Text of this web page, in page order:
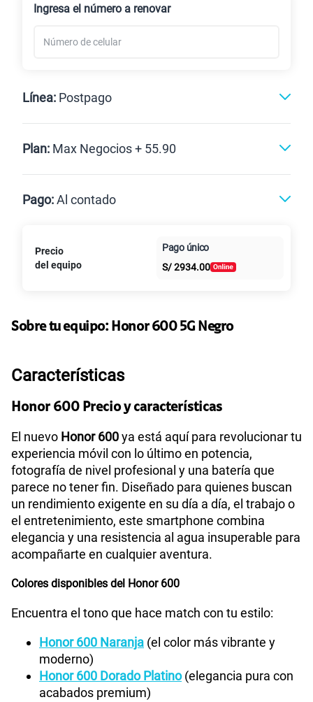
Ingresa el número a renovar
Línea: Postpago
Postpago
Plan: Max Negocios + 55.90
Paga solo
10GBen alta velocidad
S/
Paga solo
Paga solo
75 GBen alta velocidad
Ver menos planes
Pago:Al contado
Al contado Cuotas Claro
intereses
Precio
del equipo
Pago único
S/2934.00
Sobre tu equipo: Honor 600 5G Negro
Características
Honor 600 Precio y características
El nuevo Honor 600ya está aquí para revolucionar tu
experiencia móvil con lo último en potencia,
fotografía de nivel profesional y una batería que
parece no tener fin. Diseñado para quienes buscan
un rendimiento exigente en su día a día, el trabajo o
el entretenimiento, este smartphone combina
elegancia y una resistencia al agua insuperable para
acompañarte en cualquier aventura.
Colores disponibles del Honor 600
Encuentra el tono que hace match con tu estilo:
Honor 600 Naranja (el color más vibrante y
moderno)
Honor 600 Dorado Platino(elegancia pura con
acabados premium)